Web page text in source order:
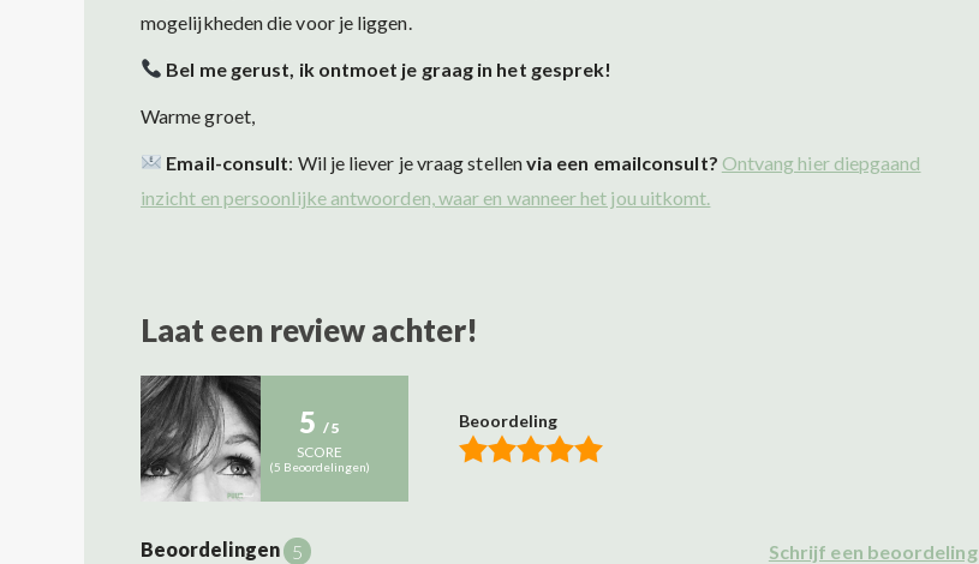
mogelijkheden die voor je liggen.
Bel me gerust, ik ontmoet je graag in het gesprek!
Warme groet,
Email-consult: Wil je liever je vraag stellenvia een emailconsult? Ontvang hier diepgaand
inzicht en persoonlijke antwoorden, waar en wanneer het jou uitkomt.
Laat een review achter!
5 / 5
SCORE
(5 Beoordelingen)
Beoordeling
Beoordelingen 5 Schrijf een beoordeling